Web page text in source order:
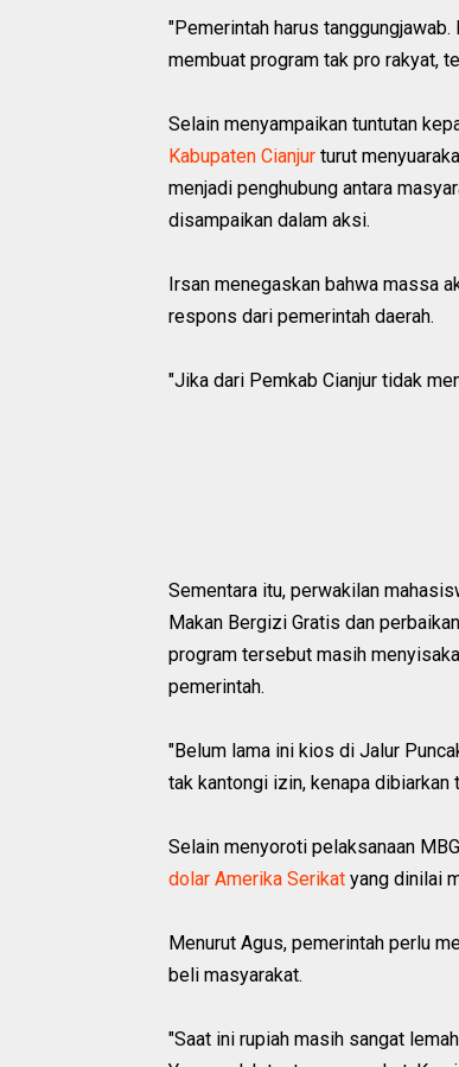
"Pemerintah harus
membuat program tak pro rakyat,
Selain menyampaikan tuntutan
Kabupaten Cianjur turut
menjadi penghubung antara
disampaikan dalam aksi.
Irsan menegaskan bahwa massa
respons dari pemerintah daerah.
"Jika dari Pemkab Cianjur tidak
Sementara itu, perwakilan
Makan Bergizi Gratis dan
program tersebut masih
pemerintah.
"Belum lama ini kios di Jalur
tak kantongi izin, kenapa dibiarkan
Selain menyoroti pelaksanaan
dolar Amerika Serikat yang dinilai
Menurut Agus, pemerintah perlu
beli masyarakat.
"Saat ini rupiah masih sangat